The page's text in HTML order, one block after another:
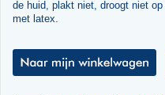
de huid, plakt niet, droogt niet
met latex.